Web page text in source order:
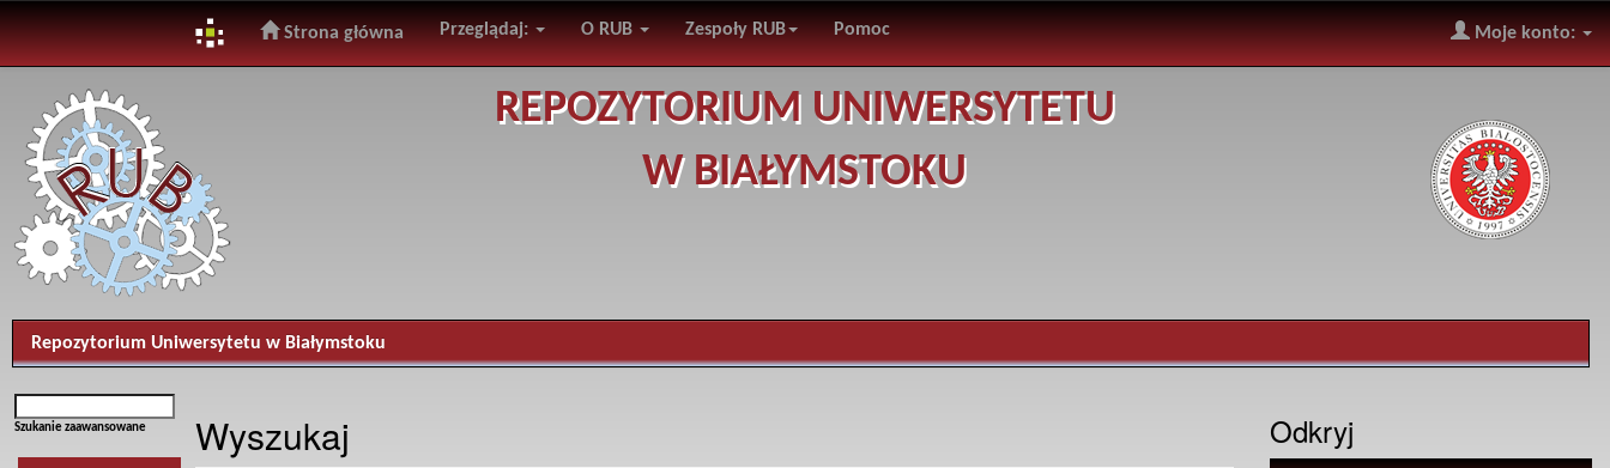
navigation
Strona główna Przeglądaj: O RUB Zespoły RUB Pomoc Moje konto:
REPOZYTORIUM UNIWERSYTETU
W BIAŁYMSTOKU
Repozytorium Uniwersytetu w Białymstoku
Szukanie zaawansowane Wyszukaj Odkryj